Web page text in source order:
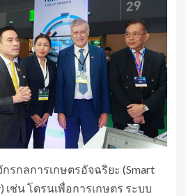
รกลการเกษตรอัจฉริยะ (Smart
เช่น โดรนเพื่อการเกษตร ระบบ